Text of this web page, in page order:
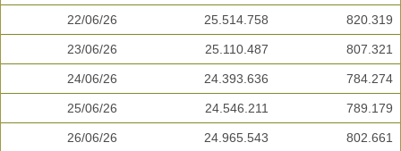
22/06/26 25.514.758 820.319
23/06/26 25.110.487 807.321
24/06/26 24.393.636 784.274
25/06/26 24.546.211 789.179
26/06/26 24.965.543 802.661